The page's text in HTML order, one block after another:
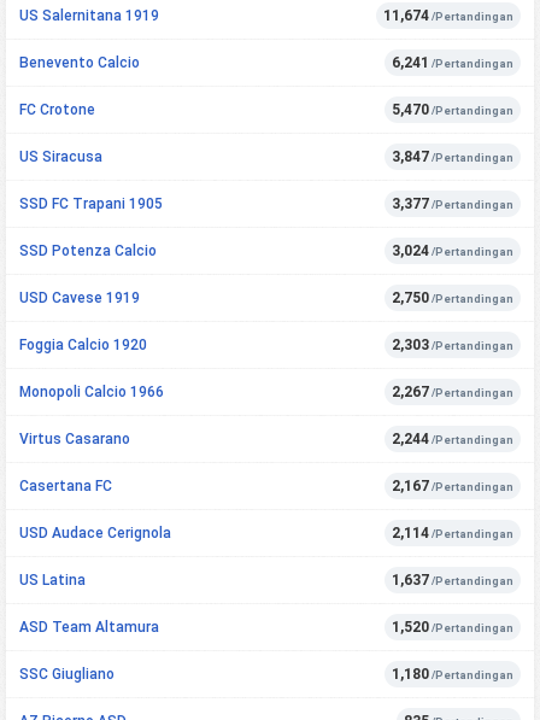
US Salernitana 1919 11,674 /Pertandingan
Benevento Calcio 6,241 /Pertandingan
FC Crotone 5,470 /Pertandingan
US Siracusa 3,847 /Pertandingan
SSD FC Trapani 1905 3,377 /Pertandingan
SSD Potenza Calcio 3,024 /Pertandingan
USD Cavese 1919 2,750 /Pertandingan
Foggia Calcio 1920 2,303 /Pertandingan
Monopoli Calcio 1966 2,267 /Pertandingan
Virtus Casarano 2,244 /Pertandingan
Casertana FC 2,167 /Pertandingan
USD Audace Cerignola 2,114 /Pertandingan
US Latina 1,637 /Pertandingan
ASD Team Altamura 1,520 /Pertandingan
SSC Giugliano 1,180 /Pertandingan